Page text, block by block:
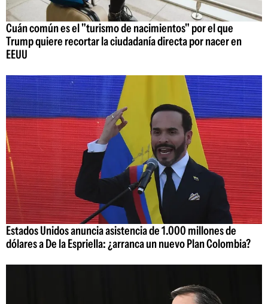
Cuán común es el "turismo de nacimientos" por el que
Trump quiere recortar la ciudadanía directa por nacer en
EEUU
Estados Unidos anuncia asistencia de 1.000 millones de
dólares a De la Espriella: ¿arranca un nuevo Plan Colombia?